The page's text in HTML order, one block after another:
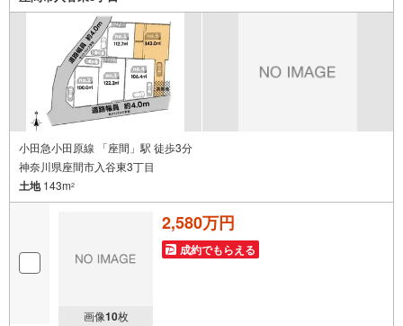
小田急小田原線 「座間」駅 徒歩3分
神奈川県座間市入谷東3丁目
土地143m2
画像10枚
2,580万円
成約でもらえる